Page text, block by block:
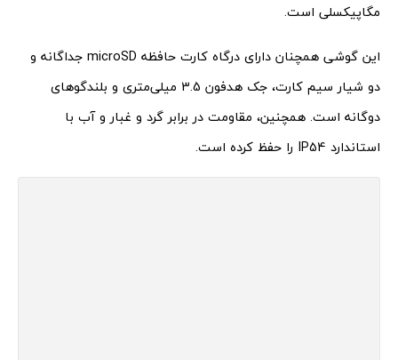
مگاپیکسلی است.
این گوشی همچنان دارای درگاه کارت حافظه microSD جداگانه و
دو شیار سیم کارت، جک هدفون 3.5 میلی‌متری و بلندگوهای
دوگانه است. همچنین، مقاومت در برابر گرد و غبار و آب با
استاندارد IP54 را حفظ کرده است.